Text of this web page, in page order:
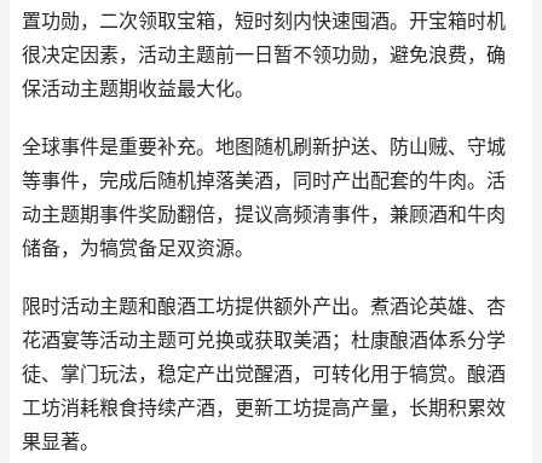
置功勋，二次领取宝箱，短时刻内快速囤酒。开宝箱时机
很决定因素，活动主题前一日暂不领功勋，避免浪费，确
保活动主题期收益最大化。
全球事件是重要补充。地图随机刷新护送、防山贼、守城
等事件，完成后随机掉落美酒，同时产出配套的牛肉。活
动主题期事件奖励翻倍，提议高频清事件，兼顾酒和牛肉
储备，为犒赏备足双资源。
限时活动主题和酿酒工坊提供额外产出。煮酒论英雄、杏
花酒宴等活动主题可兑换或获取美酒；杜康酿酒体系分学
徒、掌门玩法，稳定产出觉醒酒，可转化用于犒赏。酿酒
工坊消耗粮食持续产酒，更新工坊提高产量，长期积累效
果显著。